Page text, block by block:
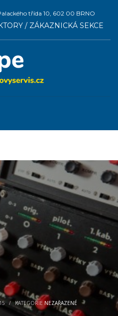
třída 10, 602 00 BRNO
/ ZÁKAZNICKÁ SEKCE
/ KATEGORIENEZAŘAZENÉ